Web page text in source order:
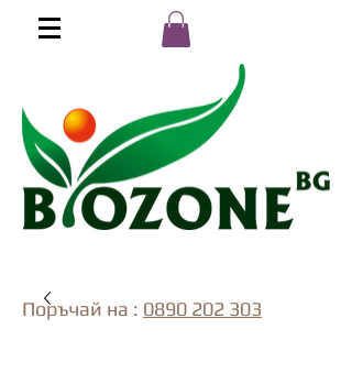
Поръчай на : 0890 202 303